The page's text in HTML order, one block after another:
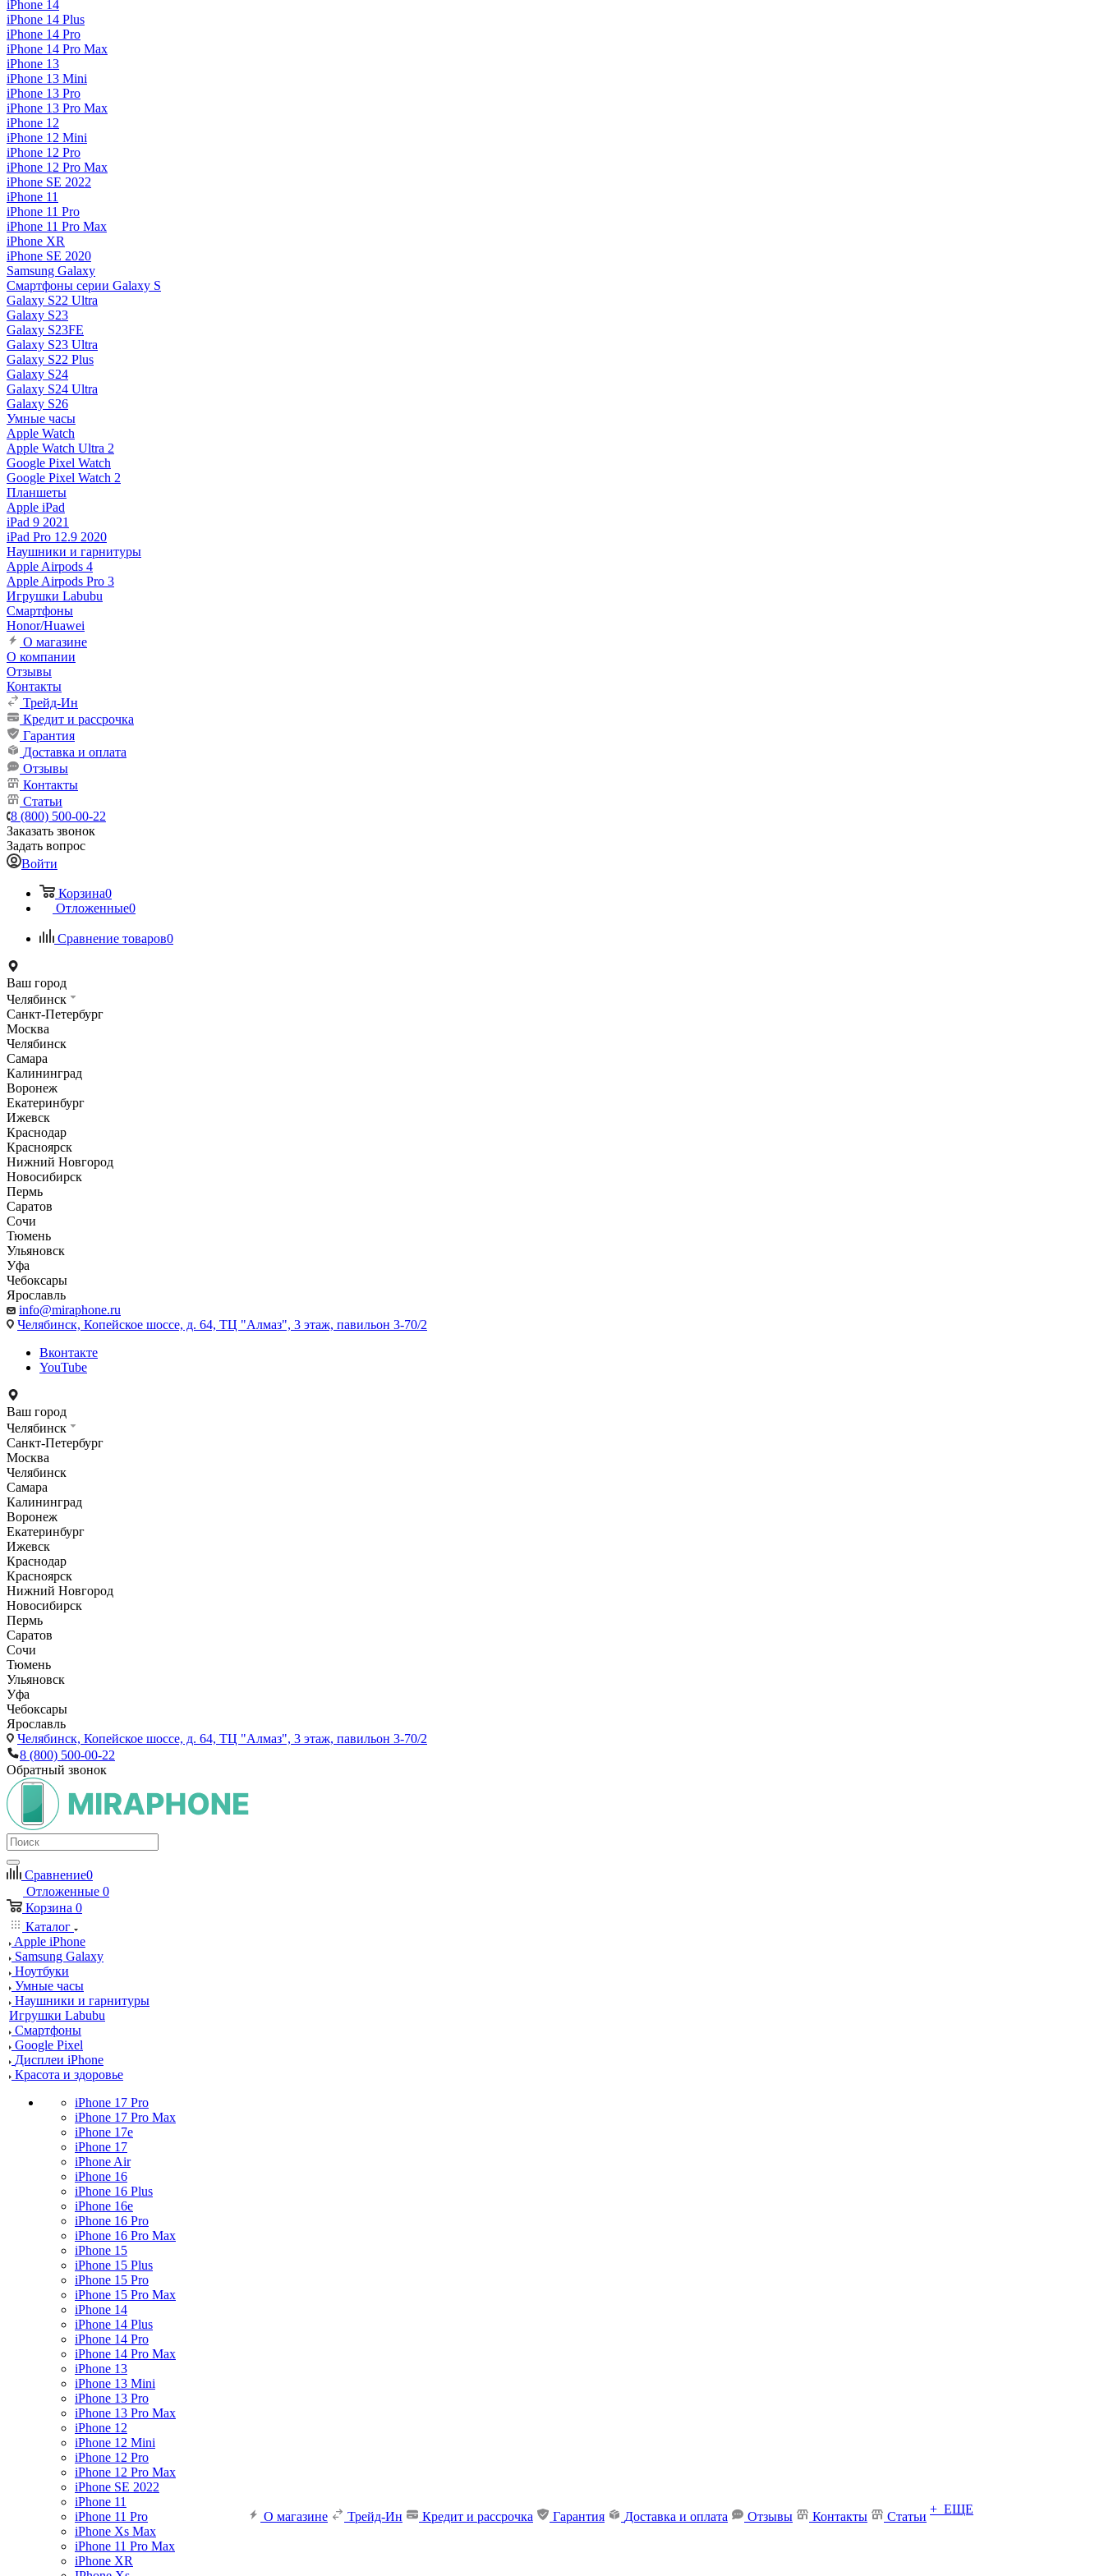
iPhone 14
iPhone 14 Plus
iPhone 14 Pro
iPhone 14 Pro Max
iPhone 13
iPhone 13 Mini
iPhone 13 Pro
iPhone 13 Pro Max
iPhone 12
iPhone 12 Mini
iPhone 12 Pro
iPhone 12 Pro Max
iPhone SE 2022
iPhone 11
iPhone 11 Pro
iPhone 11 Pro Max
iPhone XR
iPhone SE 2020
Samsung Galaxy
Смартфоны серии Galaxy S
Galaxy S22 Ultra
Galaxy S23
Galaxy S23FE
Galaxy S23 Ultra
Galaxy S22 Plus
Galaxy S24
Galaxy S24 Ultra
Galaxy S26
Умные часы
Apple Watch
Apple Watch Ultra 2
Google Pixel Watch
Google Pixel Watch 2
Планшеты
Apple iPad
iPad 9 2021
iPad Pro 12.9 2020
Наушники и гарнитуры
Apple Airpods 4
Apple Airpods Pro 3
Игрушки Labubu
Смартфоны
Honor/Huawei
О магазине
О компании
Отзывы
Контакты
Трейд-Ин
Кредит и рассрочка
Гарантия
Доставка и оплата
Отзывы
Контакты
Статьи
8 (800) 500-00-22
Заказать звонок
Задать вопрос
Войти
Корзина0
Отложенные0
Сравнение товаров0
Ваш город
Челябинск
Санкт-Петербург
Москва
Челябинск
Самара
Калининград
Воронеж
Екатеринбург
Ижевск
Краснодар
Красноярск
Нижний Новгород
Новосибирск
Пермь
Саратов
Сочи
Тюмень
Ульяновск
Уфа
Чебоксары
Ярославль
info@miraphone.ru
Челябинск, Копейское шоссе, д. 64, ТЦ "Алмаз", 3 этаж, павильон 3-70/2
Вконтакте
YouTube
Ваш город
Челябинск
Санкт-Петербург
Москва
Челябинск
Самара
Калининград
Воронеж
Екатеринбург
Ижевск
Краснодар
Красноярск
Нижний Новгород
Новосибирск
Пермь
Саратов
Сочи
Тюмень
Ульяновск
Уфа
Чебоксары
Ярославль
Челябинск, Копейское шоссе, д. 64, ТЦ "Алмаз", 3 этаж, павильон 3-70/2
8 (800) 500-00-22
Обратный звонок
Сравнение0
Отложенные 0
Корзина 0
Каталог
Apple iPhone
Samsung Galaxy
Ноутбуки
Умные часы
Наушники и гарнитуры
Игрушки Labubu
Смартфоны
Google Pixel
Дисплеи iPhone
Красота и здоровье
iPhone 17 Pro
iPhone 17 Pro Max
iPhone 17e
iPhone 17
iPhone Air
iPhone 16
iPhone 16 Plus
iPhone 16e
iPhone 16 Pro
iPhone 16 Pro Max
iPhone 15
iPhone 15 Plus
iPhone 15 Pro
iPhone 15 Pro Max
iPhone 14
iPhone 14 Plus
iPhone 14 Pro
iPhone 14 Pro Max
iPhone 13
iPhone 13 Mini
iPhone 13 Pro
iPhone 13 Pro Max
iPhone 12
iPhone 12 Mini
iPhone 12 Pro
iPhone 12 Pro Max
iPhone SE 2022
iPhone 11
iPhone 11 Pro
iPhone Xs Max
iPhone 11 Pro Max
iPhone XR
О магазине Трейд-Ин Кредит и рассрочка Гарантия Доставка и оплата Отзывы Контакты Статьи
+ ЕЩЕ